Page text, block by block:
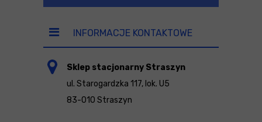
INFORMACJE KONTAKTOWE
Sklep stacjonarny Straszyn
ul. Starogardzka 117, lok. U5
83-010 Straszyn